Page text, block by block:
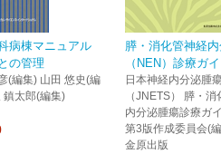
病棟マニュアル
の管理
(編集) 山田 悠史(編
鎮太郎(編集)
膵・消化管神経
（NEN）診療ガ
日本神経内分泌腫
（JNETS） 膵・消
内分泌腫瘍診療ガ
第3版作成委員会(
金原出版